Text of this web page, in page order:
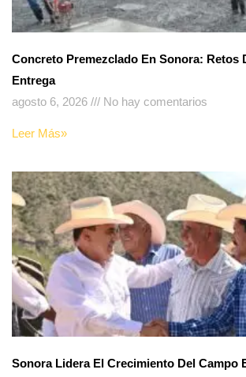
Concreto Premezclado En Sonora: Retos
Entrega
agosto 6, 2026
No hay comentarios
Leer Más»
Sonora Lidera El Crecimiento Del Campo